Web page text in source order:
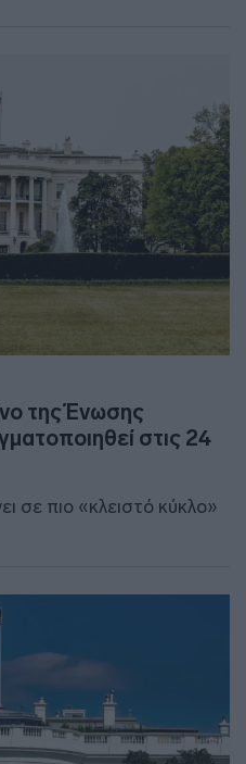
της Ένωσης
στις 24
σε πιο «κλειστό κύκλο»